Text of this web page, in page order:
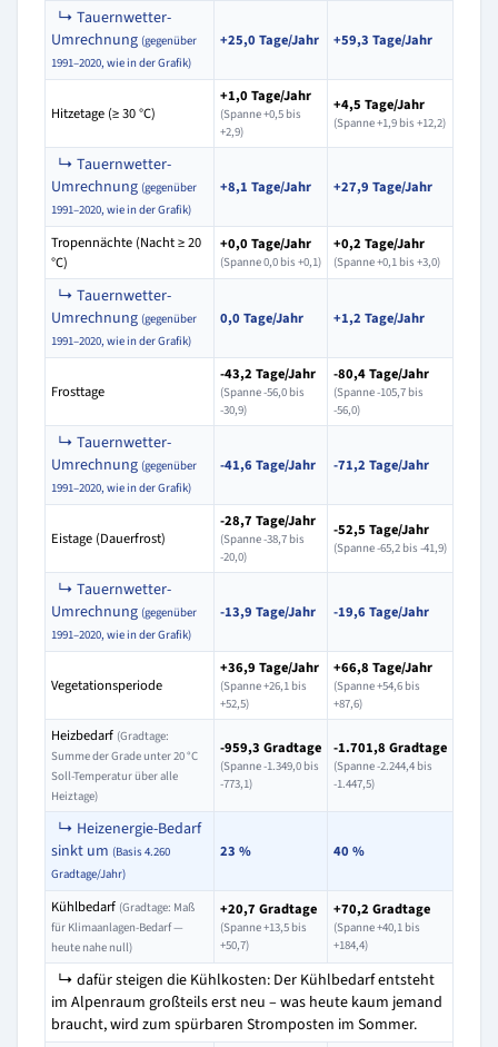
↳ Tauernwetter-
Umrechnung (gegenüber
1991–2020, wie in der Grafik)
+25,0 Tage/Jahr +59,3 Tage/Jahr
Hitzetage (≥ 30 °C)
+1,0 Tage/Jahr
(Spanne +0,5 bis
+2,9)
+4,5 Tage/Jahr
(Spanne +1,9 bis +12,2)
↳ Tauernwetter-
Umrechnung (gegenüber
1991–2020, wie in der Grafik)
+8,1 Tage/Jahr +27,9 Tage/Jahr
Tropennächte (Nacht ≥ 20
°C)
+0,0 Tage/Jahr
(Spanne 0,0 bis +0,1)
+0,2 Tage/Jahr
(Spanne +0,1 bis +3,0)
↳ Tauernwetter-
Umrechnung (gegenüber
1991–2020, wie in der Grafik)
0,0 Tage/Jahr +1,2 Tage/Jahr
Frosttage
-43,2 Tage/Jahr
(Spanne -56,0 bis
-30,9)
-80,4 Tage/Jahr
(Spanne -105,7 bis
-56,0)
↳ Tauernwetter-
Umrechnung (gegenüber
1991–2020, wie in der Grafik)
-41,6 Tage/Jahr -71,2 Tage/Jahr
Eistage (Dauerfrost)
-28,7 Tage/Jahr
(Spanne -38,7 bis
-20,0)
-52,5 Tage/Jahr
(Spanne -65,2 bis -41,9)
↳ Tauernwetter-
Umrechnung (gegenüber
1991–2020, wie in der Grafik)
-13,9 Tage/Jahr -19,6 Tage/Jahr
Vegetationsperiode
+36,9 Tage/Jahr
(Spanne +26,1 bis
+52,5)
+66,8 Tage/Jahr
(Spanne +54,6 bis
+87,6)
Heizbedarf (Gradtage:
Summe der Grade unter 20 °C
Soll-Temperatur über alle
Heiztage)
-959,3 Gradtage
(Spanne -1.349,0 bis
-773,1)
-1.701,8 Gradtage
(Spanne -2.244,4 bis
-1.447,5)
↳ Heizenergie-Bedarf
sinkt um (Basis 4.260
Gradtage/Jahr)
23 % 40 %
Kühlbedarf (Gradtage: Maß
für Klimaanlagen-Bedarf —
heute nahe null)
+20,7 Gradtage
(Spanne +13,5 bis
+50,7)
+70,2 Gradtage
(Spanne +40,1 bis
+184,4)
↳ dafür steigen die Kühlkosten: Der Kühlbedarf entsteht
im Alpenraum großteils erst neu – was heute kaum jemand
braucht, wird zum spürbaren Stromposten im Sommer.